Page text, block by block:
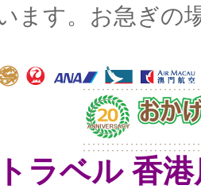
ます。お急ぎの
ラベル 香港